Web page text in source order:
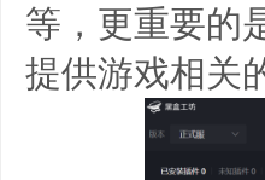
等，更重要的
提供游戏相关